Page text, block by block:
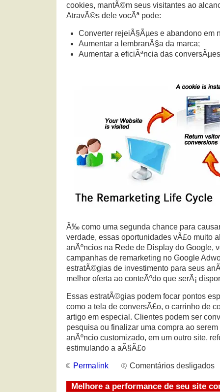
cookies, mantÃ©m seus visitantes ao
AtravÃ©s dele vocÃª pode:
Converter rejeiÃ§Ãµes e abandono em
Aumentar a lembranÃ§a da marca;
Aumentar a eficiÃªncia das
Ã‰ como uma segunda chance para
verdade, essas oportunidades vÃ£o muito
anÃºncios na Rede de Display do Google,
campanhas de remarketing no Google
estratÃ©gias de investimento para seus
melhor oferta ao conteÃºdo que serÃ¡
Essas estratÃ©gias podem focar pontos
como a tela de conversÃ£o, o carrinho de
artigo em especial. Clientes podem ser
pesquisa ou finalizar uma compra ao
anÃºncio customizado, em um outro site,
estimulando a aÃ§Ã£o
Permalink Comentários desligados
Melhore a performance de seu site